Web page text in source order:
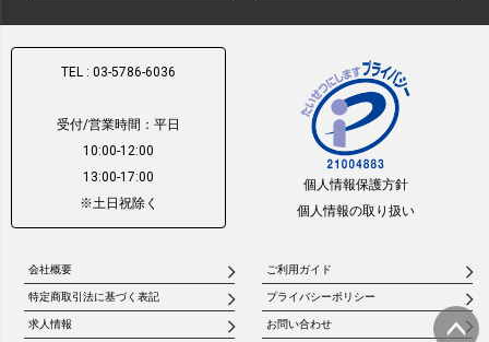
TEL : 03-5786-6036
受付/営業時間：平日
10:00-12:00
13:00-17:00
※土日祝除く
個人情報保護方針
個人情報の取り扱い
会社概要 ご利用ガイド
特定商取引法に基づく表記 プライバシーポリシー
求人情報 お問い合わせ